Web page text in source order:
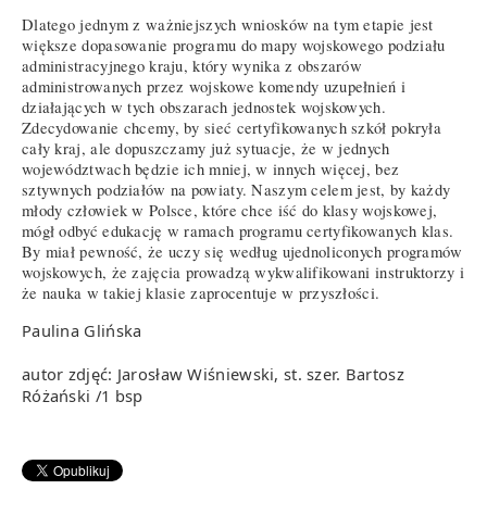
Dlatego jednym z ważniejszych wniosków na tym etapie jest
większe dopasowanie programu do mapy wojskowego podziału
administracyjnego kraju, który wynika z obszarów
administrowanych przez wojskowe komendy uzupełnień i
działających w tych obszarach jednostek wojskowych.
Zdecydowanie chcemy, by sieć certyfikowanych szkół pokryła
cały kraj, ale dopuszczamy już sytuacje, że w jednych
województwach będzie ich mniej, w innych więcej, bez
sztywnych podziałów na powiaty. Naszym celem jest, by każdy
młody człowiek w Polsce, które chce iść do klasy wojskowej,
mógł odbyć edukację w ramach programu certyfikowanych klas.
By miał pewność, że uczy się według ujednoliconych programów
wojskowych, że zajęcia prowadzą wykwalifikowani instruktorzy i
że nauka w takiej klasie zaprocentuje w przyszłości.
Paulina Glińska
autor zdjęć: Jarosław Wiśniewski, st. szer. Bartosz
Różański /1 bsp